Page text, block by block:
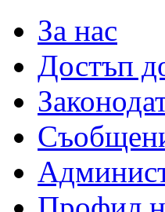
За нас
Достъп